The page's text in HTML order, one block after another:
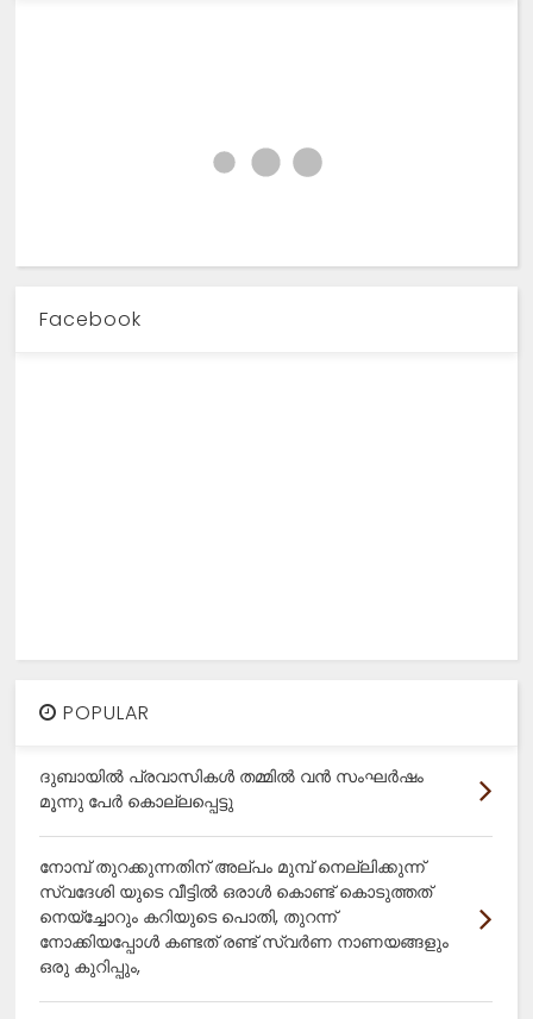
Facebook
POPULAR
ദുബായിൽ പ്രവാസികൾ തമ്മിൽ വൻ സംഘർഷം
മൂന്നു പേർ കൊല്ലപ്പെട്ടു
നോമ്പ് തുറക്കുന്നതിന് അല്പം മുമ്പ് നെല്ലിക്കുന്ന്
സ്വദേശി യുടെ വീട്ടിൽ ഒരാൾ കൊണ്ട് കൊടുത്തത്
നെയ്ച്ചോറും കറിയുടെ പൊതി, തുറന്ന്
നോക്കിയപ്പോൾ കണ്ടത് രണ്ട് സ്വർണ നാണയങ്ങളും
ഒരു കുറിപ്പും,